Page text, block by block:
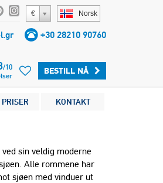
Norsk
€
+30 28210 90760
BESTILL NÅ
/10
PRISER KONTAKT
sin veldig moderne
Alle rommene har
sjøen med vinduer ut